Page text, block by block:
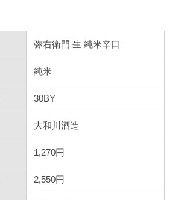
弥右衛門 生 純米辛口
純米
30BY
大和川酒造
1,270円
2,550円